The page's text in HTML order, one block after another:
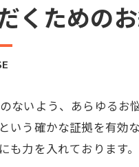
くための
いよう、あらゆる
う確かな証拠を有
も力を入れております。